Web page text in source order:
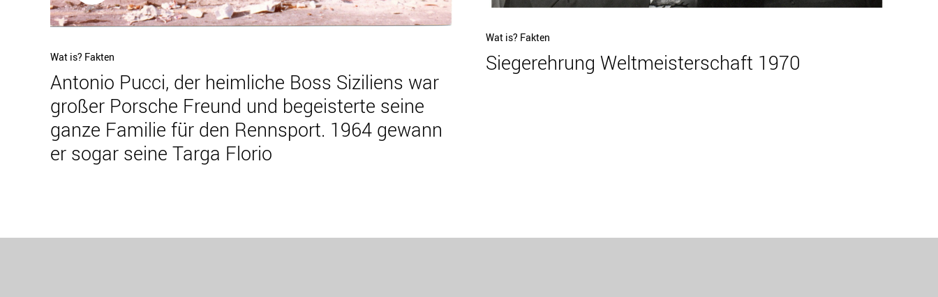
Vorheriger
Beitrag
Wat is? Fakten
Antonio Pucci, der heimliche Boss Siziliens war
großer Porsche Freund und begeisterte seine
ganze Familie für den Rennsport. 1964 gewann
er sogar seine Targa Florio
Nächster
Beitrag
Wat is? Fakten
Siegerehrung Weltmeisterschaft 1970